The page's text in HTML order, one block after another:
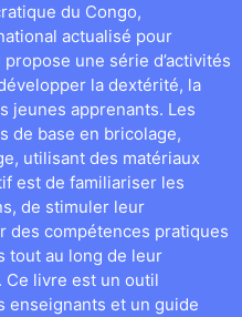
du Congo,
actualisé pour
une série d’activités
la dextérité, la
jeunes apprenants. Les
de base en bricolage,
utilisant des matériaux
est de familiariser les
de stimuler leur
des compétences pratiques
tout au long de leur
Ce livre est un outil
enseignants et un guide